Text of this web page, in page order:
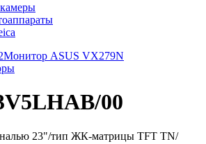
Монитор ASUS VX279N
00
23"/тип ЖК-матрицы TFT TN/